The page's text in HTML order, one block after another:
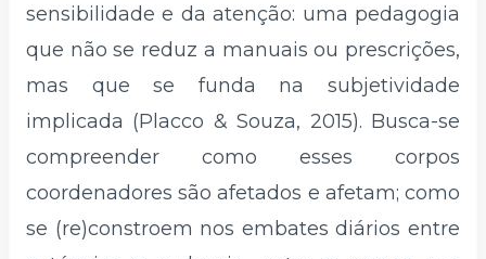
sensibilidade e da atenção: uma pedagogia
que não se reduz a manuais ou prescrições,
mas que se funda na subjetividade
implicada (Placco & Souza, 2015). Busca-se
compreender como esses corpos
coordenadores são afetados e afetam; como
se (re)constroem nos embates diários entre